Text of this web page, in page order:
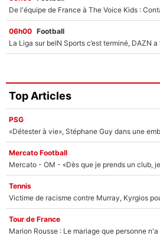
06h00 Football
Top Articles
PSG
«Détester à vie», Stéphane Guy dans une
Mercato Football
Tennis
Tour de France
Marion Rousse : Le mariage que personne